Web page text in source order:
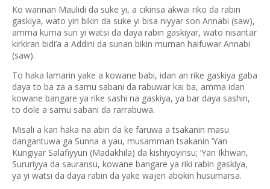
Ko wannan Maulidi da suke yi, a cikinsa akwai riko da rabin
gaskiya, wato yin bikin da suke yi bisa niyyar son Annabi (saw),
amma kuma sun yi watsi da daya rabin gaskiyar, wato nisantar
kirkiran bidi’a a Addini da sunan bikin murnan haifuwar Annabi
(saw).
To haka lamarin yake a kowane babi, idan an rike gaskiya gaba
daya to ba za a samu sabani da rabuwar kai ba, amma idan
kowane bangare ya rike sashi na gaskiya, ya bar daya sashin,
to dole a samu sabani da rarrabuwa.
Misali a kan haka na abin da ke faruwa a tsakanin masu
dangantuwa ga Sunna a yau, musamman tsakanin ‘Yan
Kungiyar Salafiyyun (Madakhila) da kishiyoyinsu; ‘Yan Ikhwan,
Sururiyya da sauransu, kowane bangare ya riki rabin gaskiya,
ya yi watsi da daya rabin da yake wajen abokin husumarsa.